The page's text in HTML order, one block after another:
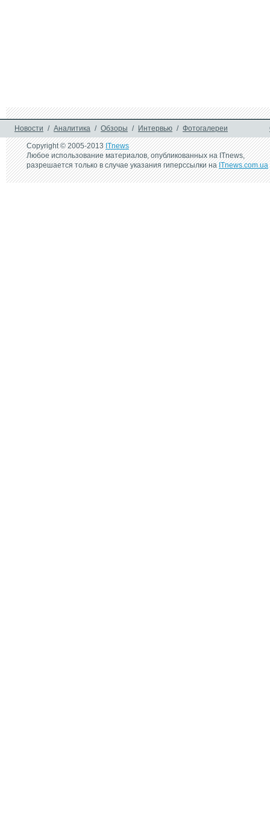
Новости / Аналитика / Обзоры / Интервью / Фотогалереи
Copyright © 2005-2013ITnews
Любое использование материалов, опубликованных на ITnews,
разрешается только в случае указания гиперссылки наITnews.com.ua